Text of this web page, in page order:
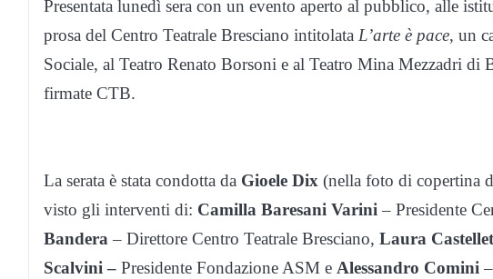
Presentata lunedì sera con un evento aperto al pubblico, alle
prosa del Centro Teatrale Bresciano intitolata L’arte è pace, un
Sociale, al Teatro Renato Borsoni e al Teatro Mina Mezzadri di
firmate CTB.
La serata è stata condotta da Gioele Dix (nella foto di copertina
visto gli interventi di: Camilla Baresani Varini – Presidente
Bandera – Direttore Centro Teatrale Bresciano, Laura
Scalvini – Presidente Fondazione ASM e Alessandro Comini